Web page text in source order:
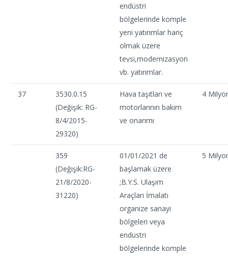
endüstri
bölgelerinde komple
yeni yatırımlar hariç
olmak üzere
tevsi,modernizasyon
vb. yatırımlar.
37
3530.0.15
(Değişik: RG-
8/4/2015-
29320)
Hava taşıtları ve
motorlarının bakım
ve onarımı
4
359
(Değişik:RG-
21/8/2020-
31220)
01/01/2021 de
başlamak üzere
;B.Y.S. Ulaşım
Araçları İmalatı
organize sanayi
bölgeleri veya
endüstri
bölgelerinde komple
5